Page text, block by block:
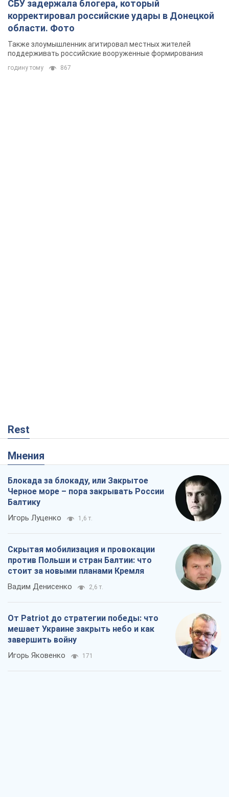
СБУ задержала блогера, который
корректировал российские удары в Донецкой
области. Фото
Также злоумышленник агитировал местных жителей
поддерживать российские вооруженные формирования
годину тому 867
Rest
Мнения
Блокада за блокаду, или Закрытое
Черное море – пора закрывать России
Балтику
Игорь Луценко 1,6 т.
Скрытая мобилизация и провокации
против Польши и стран Балтии: что
стоит за новыми планами Кремля
Вадим Денисенко 2,6 т.
От Patriot до стратегии победы: что
мешает Украине закрыть небо и как
завершить войну
Игорь Яковенко 171